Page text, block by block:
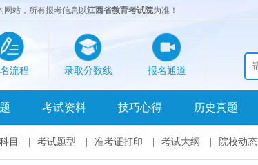
网站，所有报考信息以江西省教育考试院为准！
流程 录取分数线 报名通道
考试资料 技巧心得 历史真题
目 考试题型 准考证打印 考试大纲 院校动态